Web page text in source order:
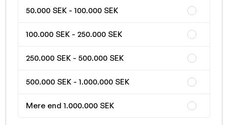
50.000 SEK - 100.000 SEK
100.000 SEK - 250.000 SEK
250.000 SEK - 500.000 SEK
500.000 SEK - 1.000.000 SEK
Mere end 1.000.000 SEK